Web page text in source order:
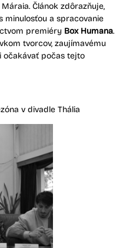
Článok zdôrazňuje,
minulosťou a spracovanie
premiéry Box Humana.
tvorcov, zaujímavému
očakávať počas tejto
v divadle Thália